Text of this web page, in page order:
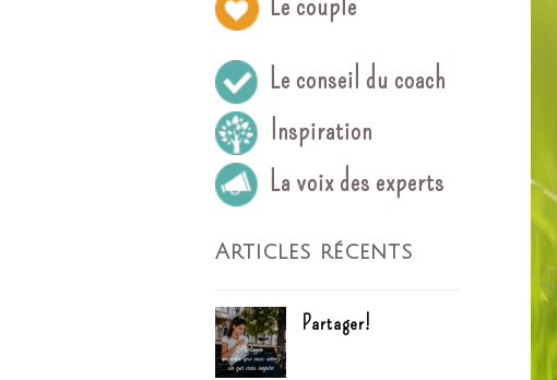
Le couple
Le conseil du coach
Inspiration
La voix des experts
Articles récents
Partager!